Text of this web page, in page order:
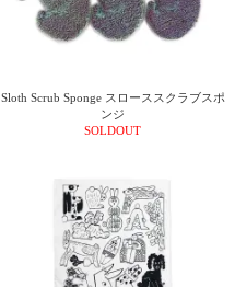
Sloth Scrub Sponge スローススクラブスポ
ンジ
SOLDOUT